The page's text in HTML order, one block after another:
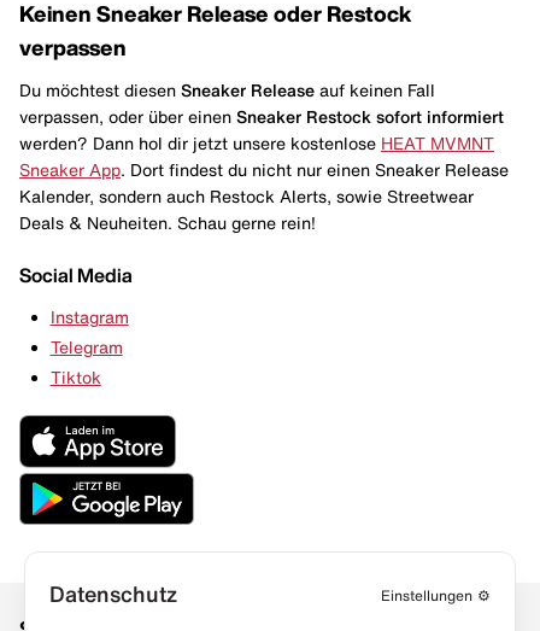
Keinen Sneaker Release oder Restock
verpassen
Du möchtest diesen Sneaker Release auf keinen Fall
verpassen, oder über einen Sneaker Restock sofort informiert
werden? Dann hol dir jetzt unsere kostenlose HEAT MVMNT
Sneaker App . Dort findest du nicht nur einen Sneaker Release
Kalender, sondern auch Restock Alerts, sowie Streetwear
Deals & Neuheiten. Schau gerne rein!
Social Media
Instagram
Telegram
Tiktok
Datenschutz Einstellungen ⚙️